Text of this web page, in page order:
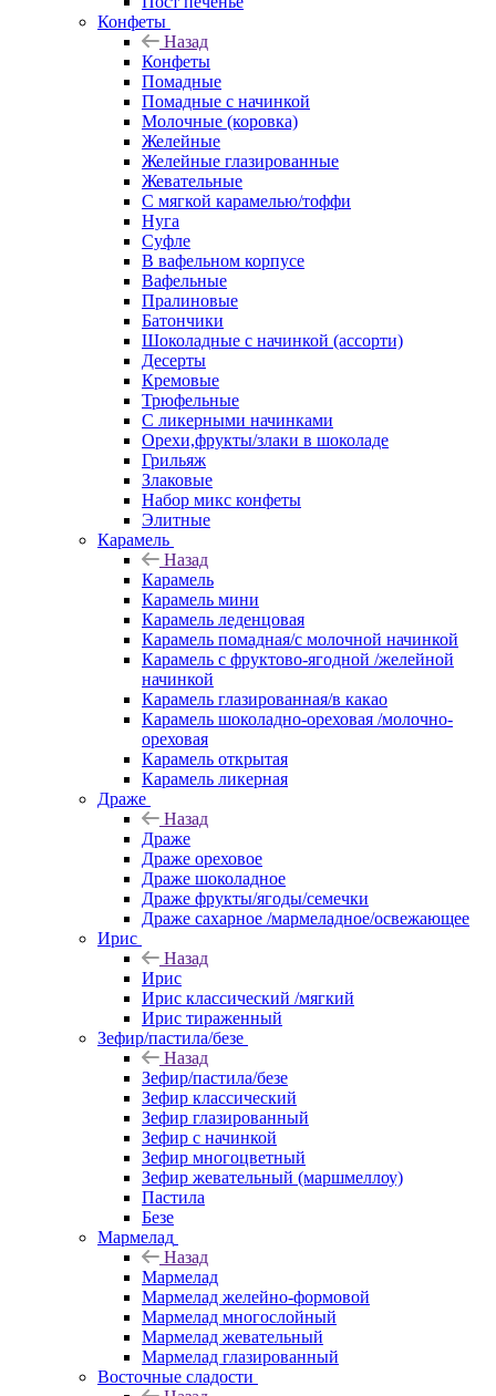
Конфеты
Назад
Конфеты
Помадные
Помадные с начинкой
Молочные (коровка)
Желейные
Желейные глазированные
Жевательные
С мягкой карамелью/тоффи
Нуга
Суфле
В вафельном корпусе
Вафельные
Пралиновые
Батончики
Шоколадные с начинкой (ассорти)
Десерты
Кремовые
Трюфельные
С ликерными начинками
Орехи,фрукты/злаки в шоколаде
Грильяж
Злаковые
Набор микс конфеты
Элитные
Карамель
Назад
Карамель
Карамель мини
Карамель леденцовая
Карамель помадная/с молочной начинкой
Карамель с фруктово-ягодной /желейной
начинкой
Карамель глазированная/в какао
Карамель шоколадно-ореховая /молочно-
ореховая
Карамель открытая
Карамель ликерная
Драже
Назад
Драже
Драже ореховое
Драже шоколадное
Драже фрукты/ягоды/семечки
Драже сахарное /мармеладное/освежающее
Ирис
Назад
Ирис
Ирис классический /мягкий
Ирис тираженный
Зефир/пастила/безе
Назад
Зефир/пастила/безе
Зефир классический
Зефир глазированный
Зефир с начинкой
Зефир многоцветный
Зефир жевательный (маршмеллоу)
Пастила
Безе
Мармелад
Назад
Мармелад
Мармелад желейно-формовой
Мармелад многослойный
Мармелад жевательный
Мармелад глазированный
Восточные сладости